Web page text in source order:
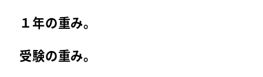
１年の重み。
受験の重み。